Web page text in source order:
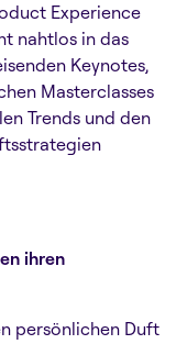
Experience
nahtlos in das
Keynotes,
Masterclasses
Trends und den
ihren
persönlichen Duft